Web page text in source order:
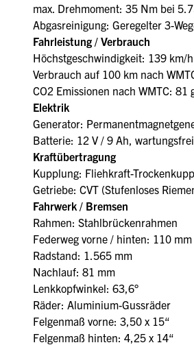
max. Drehmoment: 35 Nm bei
Abgasreinigung: Geregelter 3-
Fahrleistung / Verbrauch
Höchstgeschwindigkeit: 139 km/h
Verbrauch auf 100 km nach
CO2 Emissionen nach WMTC: 81
Elektrik
Generator:
Batterie: 12 V / 9 Ah, wartungsfrei
Kraftübertragung
Kupplung: Fliehkraft-
Getriebe: CVT (Stufenloses
Fahrwerk / Bremsen
Rahmen: Stahlbrückenrahmen
Federweg vorne / hinten: 110
Radstand: 1.565 mm
Nachlauf: 81 mm
Lenkkopfwinkel: 63,6°
Räder: Aluminium-Gussräder
Felgenmaß vorne: 3,50 x 15“
Felgenmaß hinten: 4,25 x 14“